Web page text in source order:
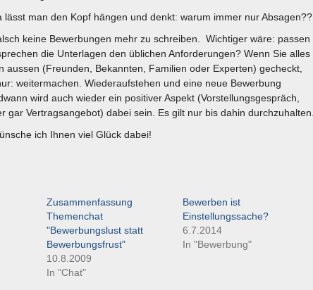
lässt man den Kopf hängen und denkt: warum immer nur Absagen??
keine Bewerbungen mehr zu schreiben. Wichtiger wäre: passen
die Unterlagen den üblichen Anforderungen? Wenn Sie alles
aussen (Freunden, Bekannten, Familien oder Experten) gecheckt,
weitermachen. Wiederaufstehen und eine neue Bewerbung
wird auch wieder ein positiver Aspekt (Vorstellungsgespräch,
gar Vertragsangebot) dabei sein. Es gilt nur bis dahin durchzuhalten.
ich Ihnen viel Glück dabei!
Zusammenfassung
Themenchat
"Bewerbungslust statt
Bewerbungsfrust"
10.8.2009
In "Chat"
Bewerben ist
Einstellungssache?
6.7.2014
In "Bewerbung"